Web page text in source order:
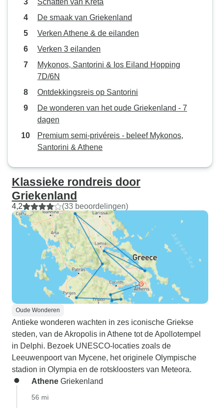
Schatten van Kreta
De smaak van Griekenland
Verken Athene & de eilanden
Verken 3 eilanden
Mykonos, Santorini & Ios Eiland Hopping
7D/6N
Ontdekkingsreis op Santorini
De wonderen van het oude Griekenland - 7
dagen
Premium semi-privéreis - beleef Mykonos,
Santorini & Athene
Klassieke rondreis door
Griekenland
4,2 (33 beoordelingen)
Oude Wonderen
Antieke wonderen wachten in zes iconische Griekse
steden, van de Akropolis in Athene tot de Apollotempel
in Delphi. Bezoek UNESCO-locaties zoals de
Leeuwenpoort van Mycene, het originele Olympische
stadion in Olympia en de rotskloosters van Meteora.
Athene Griekenland
56 mi